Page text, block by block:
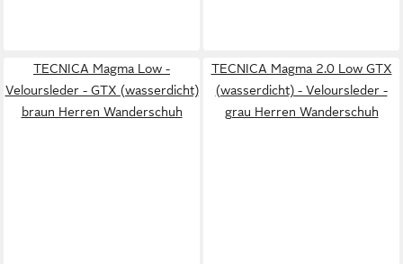
TECNICA Magma Low -
Veloursleder - GTX (wasserdicht)
braun Herren Wanderschuh
TECNICA Magma 2.0 Low GTX
(wasserdicht) - Veloursleder -
grau Herren Wanderschuh